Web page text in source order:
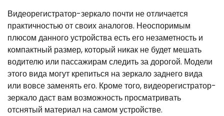
Видеорегистратор-зеркало почти не отличается
практичностью от своих аналогов. Неоспоримым
плюсом данного устройства есть его незаметность и
компактный размер, который никак не будет мешать
водителю или пассажирам следить за дорогой. Модели
этого вида могут крепиться на зеркало заднего вида
или вовсе заменять его. Кроме того, видеорегистратор-
зеркало даст вам возможность просматривать
отснятый материал на самом устройстве.